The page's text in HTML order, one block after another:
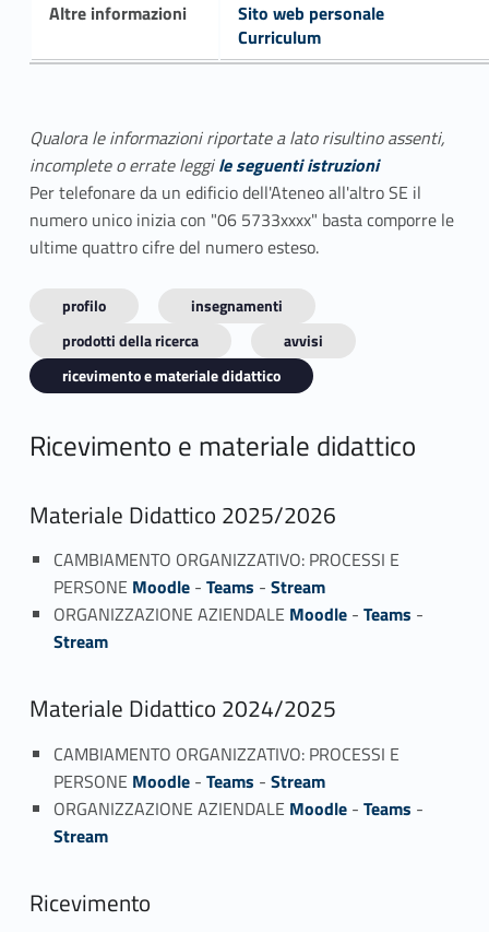
Altre informazioni
Sito web personale
Curriculum
Qualora le informazioni riportate a lato risultino assenti,
incomplete o errate leggile seguenti istruzioni
Per telefonare da un edificio dell'Ateneo all'altro SE il
numero unico inizia con "06 5733xxxx" basta comporre le
ultime quattro cifre del numero esteso.
profilo
insegnamenti
prodotti della ricerca
avvisi
ricevimento e materiale didattico
Ricevimento e materiale didattico
Materiale Didattico 2025/2026
CAMBIAMENTO ORGANIZZATIVO: PROCESSI E
PERSONE Moodle- Teams - Stream
ORGANIZZAZIONE AZIENDALE Moodle- Teams -
Stream
Materiale Didattico 2024/2025
CAMBIAMENTO ORGANIZZATIVO: PROCESSI E
PERSONE Moodle- Teams - Stream
ORGANIZZAZIONE AZIENDALE Moodle- Teams -
Stream
Ricevimento